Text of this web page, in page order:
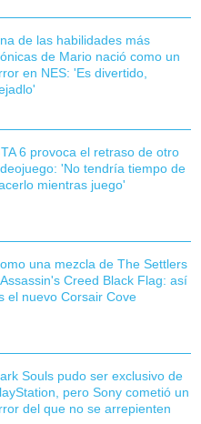
de las habilidades más
de Mario nació como un
en NES: 'Es divertido,
6 provoca el retraso de otro
'No tendría tiempo de
mientras juego'
una mezcla de The Settlers
Creed Black Flag: así
el nuevo Corsair Cove
Souls pudo ser exclusivo de
pero Sony cometió un
del que no se arrepienten